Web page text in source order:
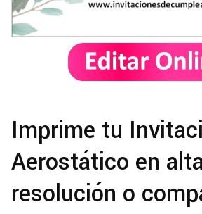
Imprime tu
Aerostático en
resolución o